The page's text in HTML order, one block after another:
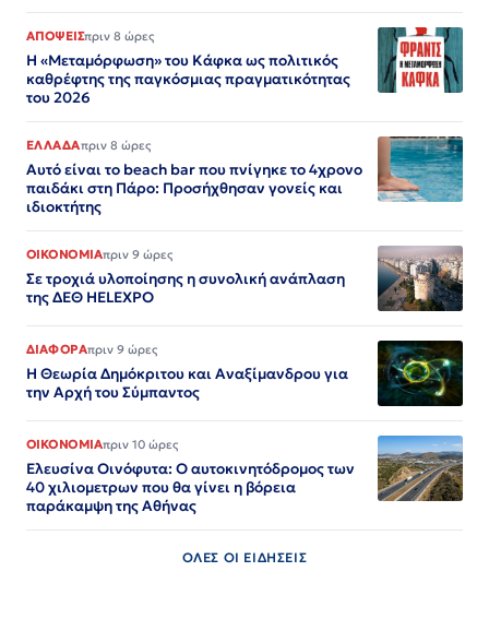
ΑΠΟΨΕΙΣπριν 8 ώρες
Η «Μεταμόρφωση» του Κάφκα ως πολιτικός
καθρέφτης της παγκόσμιας πραγματικότητας
του 2026
ΕΛΛΑΔΑπριν 8 ώρες
Αυτό είναι το beach bar που πνίγηκε το 4χρονο
παιδάκι στη Πάρο: Προσήχθησαν γονείς και
ιδιοκτήτης
ΟΙΚΟΝΟΜΙΑπριν 9 ώρες
Σε τροχιά υλοποίησης η συνολική ανάπλαση
της ΔΕΘ HELEXPO
ΔΙΑΦΟΡΑπριν 9 ώρες
Η Θεωρία Δημόκριτου και Αναξίμανδρου για
την Αρχή του Σύμπαντος
ΟΙΚΟΝΟΜΙΑπριν 10 ώρες
Ελευσίνα Οινόφυτα: Ο αυτοκινητόδρομος των
40 χιλιομετρων που θα γίνει η βόρεια
παράκαμψη της Αθήνας
ΟΛΕΣ ΟΙ ΕΙΔΗΣΕΙΣ